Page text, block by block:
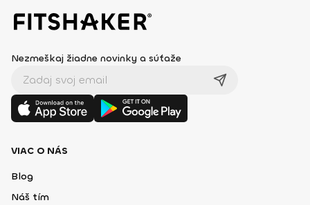
Nezmeškaj žiadne novinky a súťaže
VIAC O NÁS
Blog
Náš tím